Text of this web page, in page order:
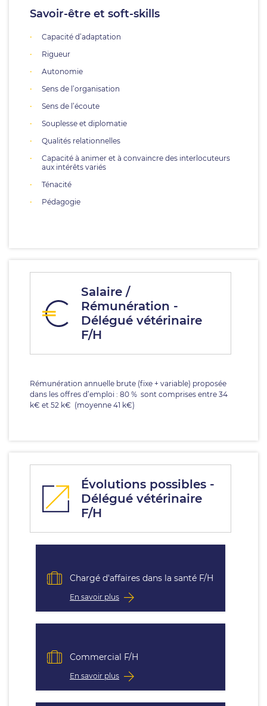
Savoir-être et soft-skills
Capacité d’adaptation
Rigueur
Autonomie
Sens de l’organisation
Sens de l’écoute
Souplesse et diplomatie
Qualités relationnelles
Capacité à animer et à convaincre des interlocuteurs
aux intérêts variés
Ténacité
Pédagogie
Salaire /
Rémunération -
Délégué vétérinaire
F/H
Rémunération annuelle brute (fixe + variable) proposée
dans les offres d’emploi : 80 % sont comprises entre 34
k€ et 52 k€ (moyenne 41 k€)
Évolutions possibles -
Délégué vétérinaire
F/H
Chargé d'affaires dans la santé F/H
En savoir plus
Commercial F/H
En savoir plus